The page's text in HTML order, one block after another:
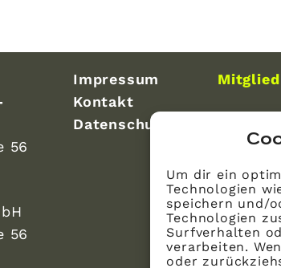
Um dir ein
Technologien
speichern und/
Technologien
Surfverhalten
verarbeiten.
oder
56
56
Impressum
Kontakt
Datenschutz